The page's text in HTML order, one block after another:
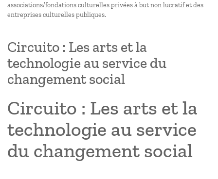
associations/fondations culturelles privées à but non lucratif et des
entreprises culturelles publiques.
Circuito : Les arts et la
technologie au service du
changement social
Circuito : Les arts et la
technologie au service
du changement social